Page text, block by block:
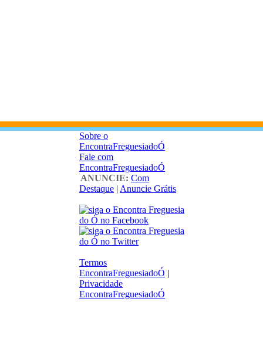
Sobre o
EncontraFreguesiadoÓ
Fale com
EncontraFreguesiadoÓ
ANUNCIE: Com
Destaque | Anuncie Grátis
Termos
EncontraFreguesiadoÓ |
Privacidade
EncontraFreguesiadoÓ